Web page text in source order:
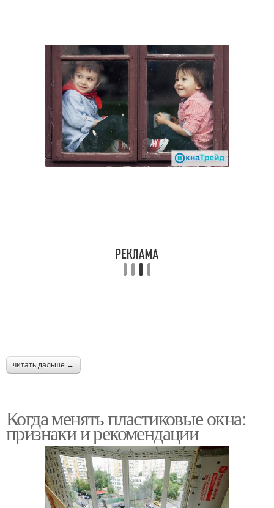
читать дальше →
Когда менять пластиковые окна:
признаки и рекомендации